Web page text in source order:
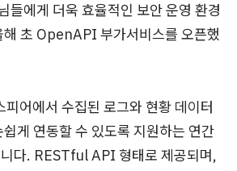
들에게 더욱 효율적인 보안 운영 환경
해 초 OpenAPI 부가서비스를 오픈했
어에서 수집된 로그와 현황 데이터
게 연동할 수 있도록 지원하는 연간
다. RESTful API 형태로 제공되며,